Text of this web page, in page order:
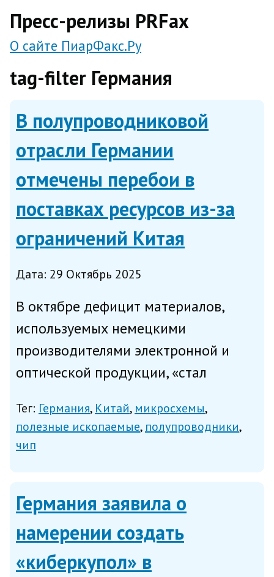
Пресс-релизы PRFax
О сайте ПиарФакс.Ру
tag-filter Германия
В полупроводниковой
отрасли Германии
отмечены перебои в
поставках ресурсов из-за
ограничений Китая
Дата: 29 Октябрь 2025
В октябре дефицит материалов,
используемых немецкими
производителями электронной и
оптической продукции, «стал
ограничений на поставки
«редкоземельных компонентов»,
Тег: Германия Китай микросхемы
полезные ископаемые полупроводники
чип
Германия заявила о
намерении создать
«киберкупол» в